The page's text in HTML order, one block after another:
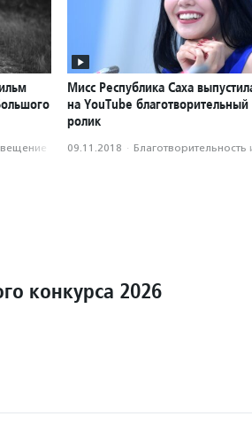
Мисс Республика Саха
на YouTube благотворительный
ролик
09.11.2018 · Благотвори­тель­ность
конкурса 2026